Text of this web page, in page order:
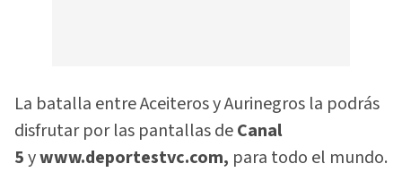
La batalla entre Aceiteros y Aurinegros la podrás
disfrutar por las pantallas deCanal
5ywww.deportestvc.com, para todo el mundo.